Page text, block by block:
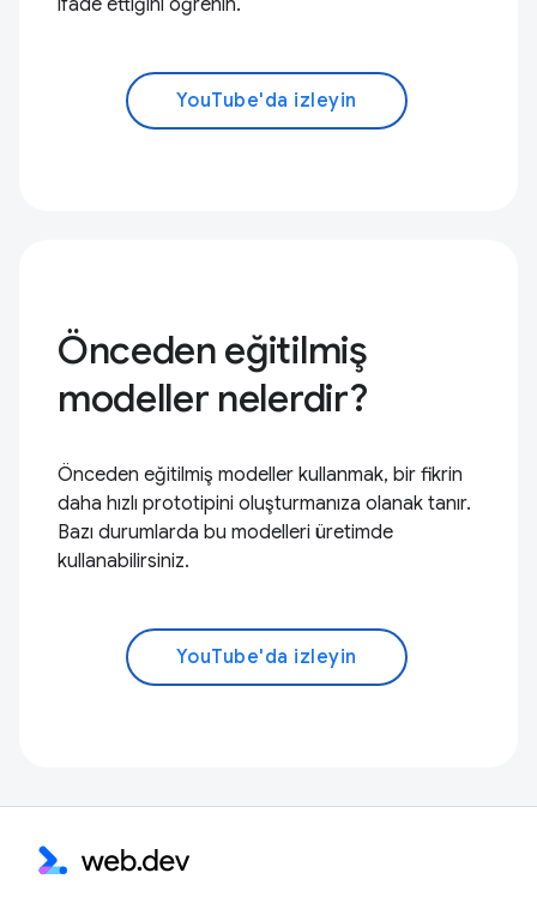
ifade ettiğini öğrenin.
YouTube'da izleyin
Önceden eğitilmiş
modeller nelerdir?
Önceden eğitilmiş modeller kullanmak, bir fikrin
daha hızlı prototipini oluşturmanıza olanak tanır.
Bazı durumlarda bu modelleri üretimde
kullanabilirsiniz.
YouTube'da izleyin